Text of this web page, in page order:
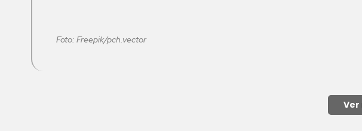
Foto: Freepik/pch.vector
Ver